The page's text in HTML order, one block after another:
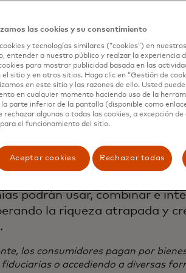
comprensión del valor y de la
entre las partes continúa
el efectivo en nuestros
bancarias a incluir activos
digitales, derechos y
proporciona acceso a esta
la confianza y la seguridad
hacia un mundo
podrán usar, combinar e
la riqueza atrapada y
los consumidores pagan por
o accediendo a diversas
las cookies y su consentimiento
y tecnologías similares (“cookies”) en
entender a nuestro público y realzar la experiencia
para mostrar publicidad basada en las
el sitio y en otros sitios. Haga clic en “Gestión de
en este sitio y las razones de ello. Usted
en cualquier momento haciendo uso de la
la parte inferior de la pantalla (disponible como
rechazar algunas o todas las cookies, a excepción
el funcionamiento del sitio.
Aceptar cookies Rechazar todas